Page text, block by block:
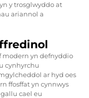
y trosglwyddo at
ariannol a
modern yn defnyddio
cynhyrchu
ar hyd oes
ffosffat yn cynnwys
cael eu